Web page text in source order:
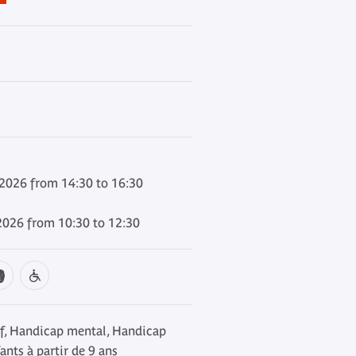
from 14:30 to 16:30
from 10:30 to 12:30
mental, Handicap
à partir de 9 ans